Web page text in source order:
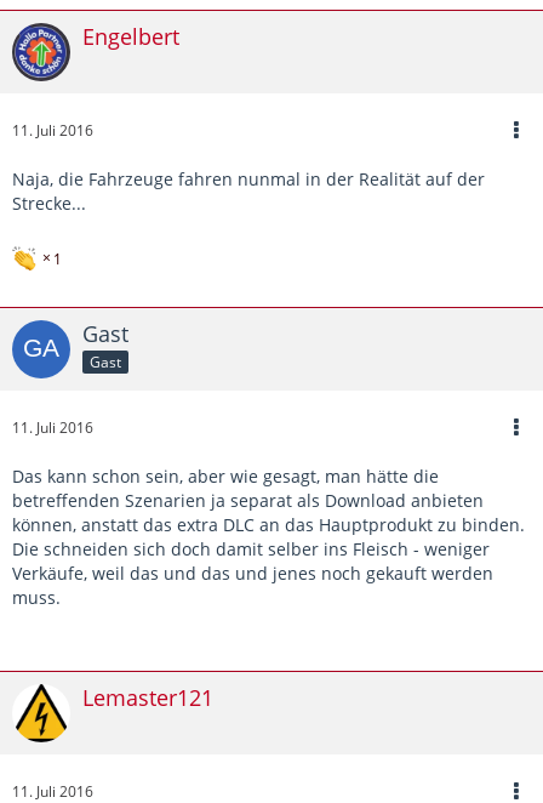
Engelbert
11. Juli 2016
Naja, die Fahrzeuge fahren nunmal in der Realität auf der
Strecke...
1
Gast
Gast
11. Juli 2016
Das kann schon sein, aber wie gesagt, man hätte die
betreffenden Szenarien ja separat als Download anbieten
können, anstatt das extra DLC an das Hauptprodukt zu binden.
Die schneiden sich doch damit selber ins Fleisch - weniger
Verkäufe, weil das und das und jenes noch gekauft werden
muss.
Lemaster121
11. Juli 2016